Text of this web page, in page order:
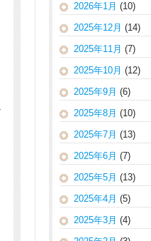
2026年1月 (10)
2025年12月 (14)
2025年11月 (7)
2025年10月 (12)
2025年9月 (6)
2025年8月 (10)
2025年7月 (13)
2025年6月 (7)
2025年5月 (13)
2025年4月 (5)
2025年3月 (4)